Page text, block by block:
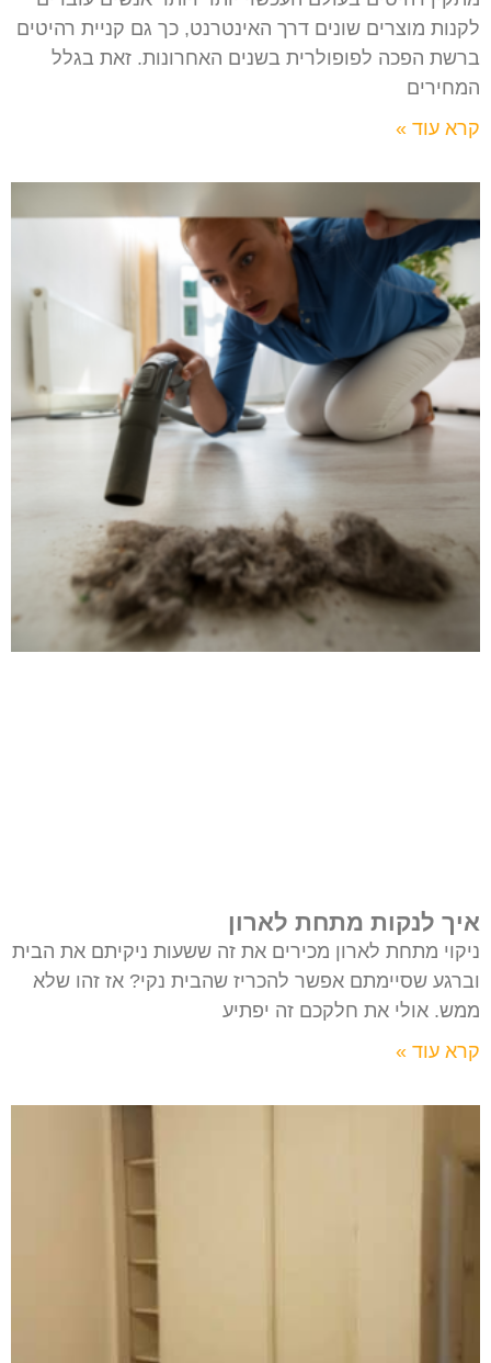
לקנות מוצרים שונים דרך האינטרנט, כך גם קניית רהיטים
ברשת הפכה לפופולרית בשנים האחרונות. זאת בגלל
המחירים
קרא עוד »
איך לנקות מתחת לארון
ניקוי מתחת לארון מכירים את זה ששעות ניקיתם את הבית
וברגע שסיימתם אפשר להכריז שהבית נקי? אז זהו שלא
ממש. אולי את חלקכם זה יפתיע
קרא עוד »